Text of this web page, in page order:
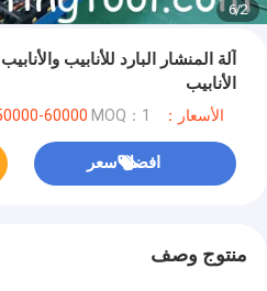
2
/
6
آلة المنشار البارد للأنابيب
الأنابيب
الأسعار：USD50000-60000 MOQ：1 مجموعة
افضل سعر
منتوج وصف